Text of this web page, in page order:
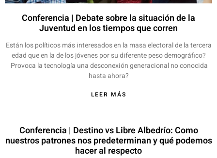
Conferencia | Debate sobre la situación de la
Juventud en los tiempos que corren
Están los políticos más interesados en la masa electoral de la tercera
edad que en la de los jóvenes por su diferente peso demográfico?
Provoca la tecnología una desconexión generacional no conocida
hasta ahora?
LEER MÁS
Conferencia | Destino vs Libre Albedrío: Como
nuestros patrones nos predeterminan y qué podemos
hacer al respecto